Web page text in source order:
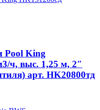
Pool King
ч, выс. 1,25 м, 2″
арт. HK20800тд